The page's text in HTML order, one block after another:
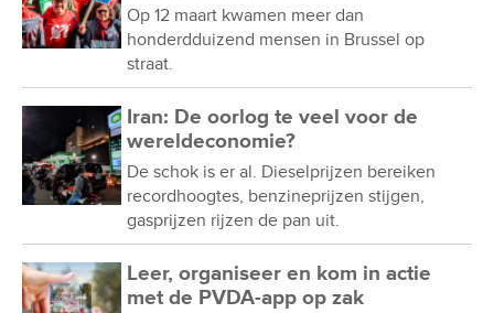
Op 12 maart kwamen meer dan
honderdduizend mensen in Brussel op
straat.
Iran: De oorlog te veel voor de
wereldeconomie?
De schok is er al. Dieselprijzen bereiken
recordhoogtes, benzineprijzen stijgen,
gasprijzen rijzen de pan uit.
Leer, organiseer en kom in actie
met de PVDA-app op zak